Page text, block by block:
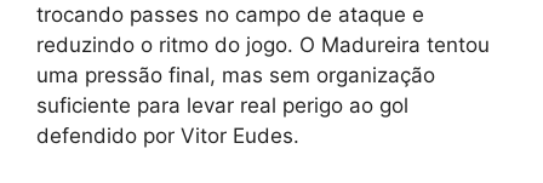
trocando passes no campo de ataque e
reduzindo o ritmo do jogo. O Madureira tentou
uma pressão final, mas sem organização
suficiente para levar real perigo ao gol
defendido por Vitor Eudes.